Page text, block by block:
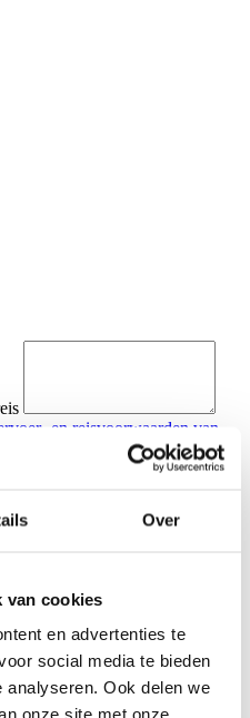
Over
van cookies
en advertenties te
social media te bieden
Ook delen we
onze site met onze
en reisvoorwaarden van